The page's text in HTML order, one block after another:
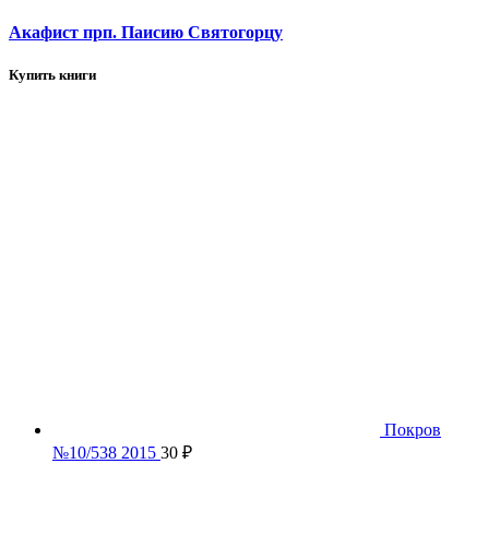
Акафист прп. Паисию Святогорцу
Купить книги
Покров
№10/538 2015 30 ₽